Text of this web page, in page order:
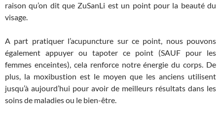
raison qu’on dit que ZuSanLi est un point pour la beauté du
visage.
A part pratiquer l’acupuncture sur ce point, nous pouvons
également appuyer ou tapoter ce point (SAUF pour les
femmes enceintes), cela renforce notre énergie du corps. De
plus, la moxibustion est le moyen que les anciens utilisent
jusqu’à aujourd’hui pour avoir de meilleurs résultats dans les
soins de maladies ou le bien-être.